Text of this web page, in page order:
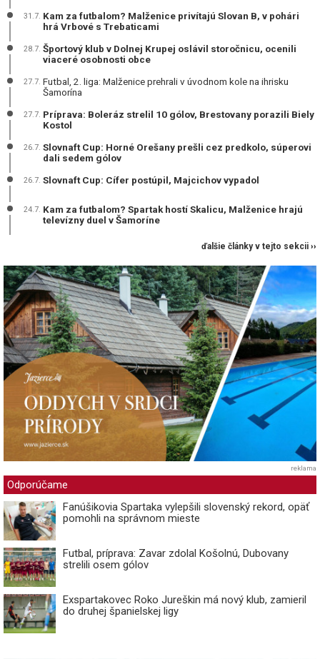
31.7. Kam za futbalom? Malženice privítajú Slovan B, v pohári
hrá Vrbové s Trebaticami
28.7. Športový klub v Dolnej Krupej oslávil storočnicu, ocenili
viaceré osobnosti obce
27.7. Futbal, 2. liga: Malženice prehrali v úvodnom kole na ihrisku
Šamorína
27.7. Príprava: Boleráz strelil 10 gólov, Brestovany porazili Biely
Kostol
26.7. Slovnaft Cup: Horné Orešany prešli cez predkolo, súperovi
dali sedem gólov
26.7. Slovnaft Cup: Cífer postúpil, Majcichov vypadol
24.7. Kam za futbalom? Spartak hostí Skalicu, Malženice hrajú
televízny duel v Šamoríne
ďalšie články v tejto sekcii ››
reklama
Odporúčame
Fanúšikovia Spartaka vylepšili slovenský rekord, opäť
pomohli na správnom mieste
Futbal, príprava: Zavar zdolal Košolnú, Dubovany
strelili osem gólov
Exspartakovec Roko Jureškin má nový klub, zamieril
do druhej španielskej ligy